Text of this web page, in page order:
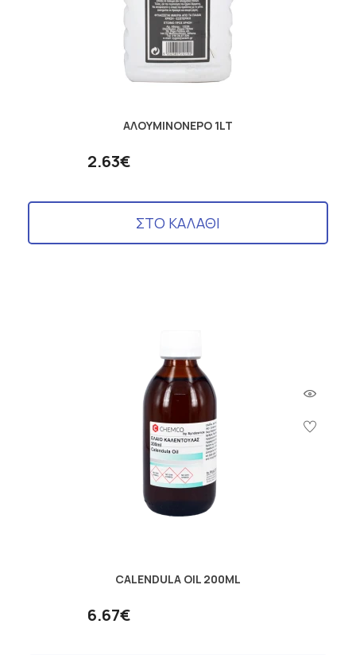
ΑΛΟΥΜΙΝΟΝΕΡΟ 1LT
2.63€
ΣΤΟ ΚΑΛΑΘΙ
CALENDULA OIL 200ML
6.67€